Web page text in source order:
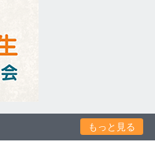
もっと見る